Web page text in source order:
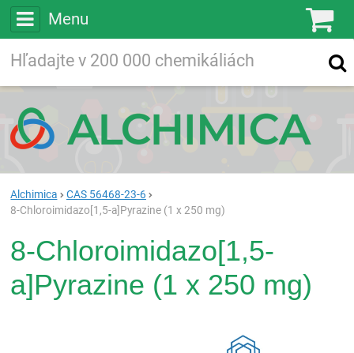
Menu
Vyhľadávanie
Alchimica
CAS 56468-23-6
8-Chloroimidazo[1,5-a]Pyrazine (1 x 250 mg)
8-Chloroimidazo[1,5-
a]Pyrazine (1 x 250 mg)